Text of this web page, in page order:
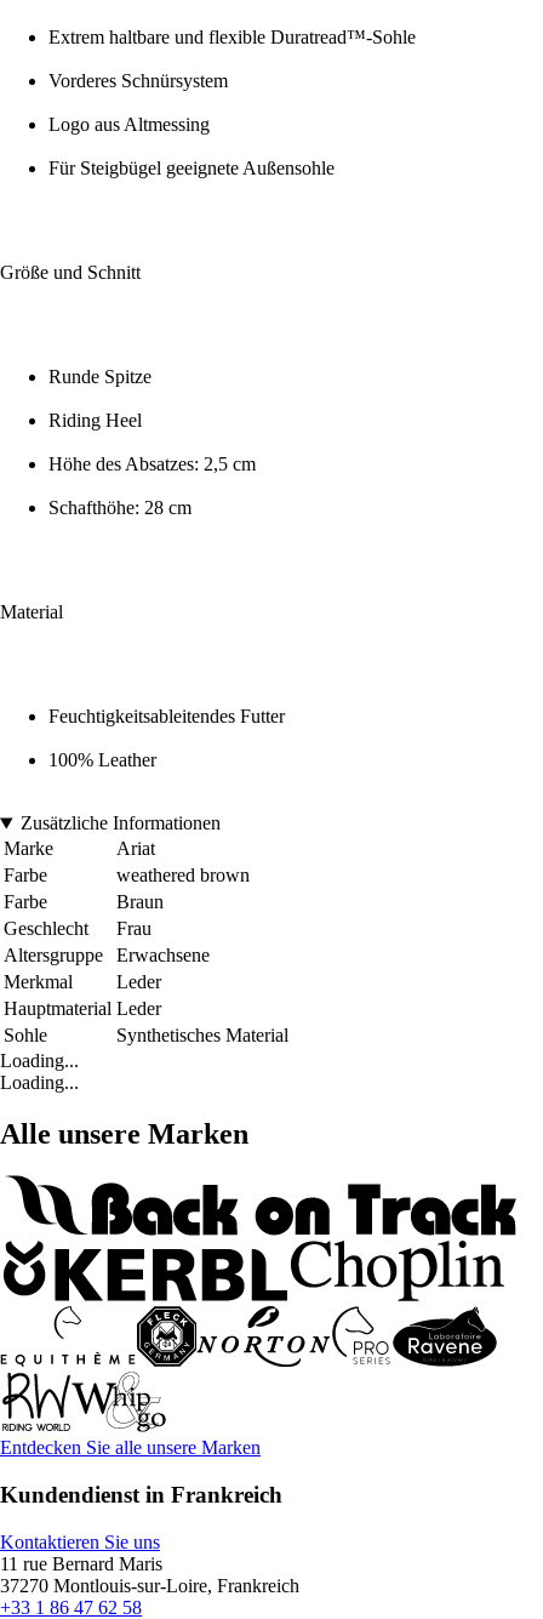
Extrem haltbare und flexible Duratread™-Sohle
Vorderes Schnürsystem
Logo aus Altmessing
Für Steigbügel geeignete Außensohle
Größe und Schnitt
Runde Spitze
Riding Heel
Höhe des Absatzes: 2,5 cm
Schafthöhe: 28 cm
Material
Feuchtigkeitsableitendes Futter
100% Leather
Zusätzliche Informationen
Marke
Ariat
Farbe
weathered brown
Farbe
Braun
Geschlecht
Frau
Altersgruppe
Erwachsene
Merkmal
Leder
Hauptmaterial Leder
Sohle
Synthetisches Material
Loading...
Loading...
Alle unsere Marken
Entdecken Sie alle unsere Marken
Kundendienst in Frankreich
Kontaktieren Sie uns
11 rue Bernard Maris
37270 Montlouis-sur-Loire, Frankreich
+33 1 86 47 62 58